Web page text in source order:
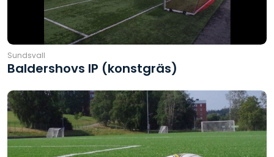
Sundsvall
Baldershovs IP (konstgräs)